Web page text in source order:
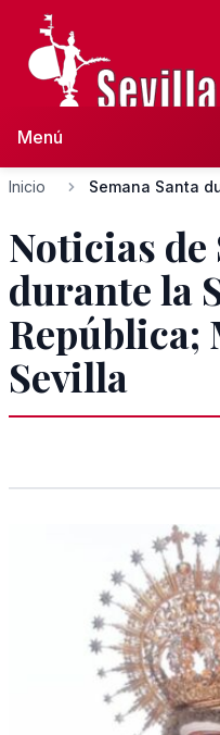
Menú
Inicio
Noticias de
durante la
República;
Sevilla